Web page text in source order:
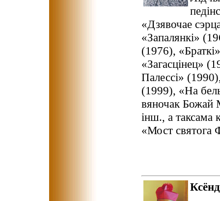
«Дзявочае
«Запалянкі»
(1976),
«Загасцінец»
Палессі»
(1999), «На
вяночак Божай
інш., а таксама
«Мост святога